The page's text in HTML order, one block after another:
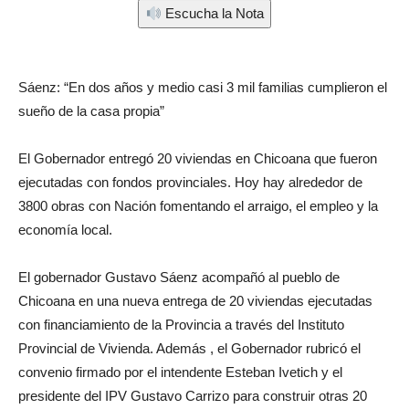
Escucha la Nota
Sáenz: “En dos años y medio casi 3 mil familias cumplieron el
sueño de la casa propia”
El Gobernador entregó 20 viviendas en Chicoana que fueron
ejecutadas con fondos provinciales. Hoy hay alrededor de
3800 obras con Nación fomentando el arraigo, el empleo y la
economía local.
El gobernador Gustavo Sáenz acompañó al pueblo de
Chicoana en una nueva entrega de 20 viviendas ejecutadas
con financiamiento de la Provincia a través del Instituto
Provincial de Vivienda. Además , el Gobernador rubricó el
convenio firmado por el intendente Esteban Ivetich y el
presidente del IPV Gustavo Carrizo para construir otras 20